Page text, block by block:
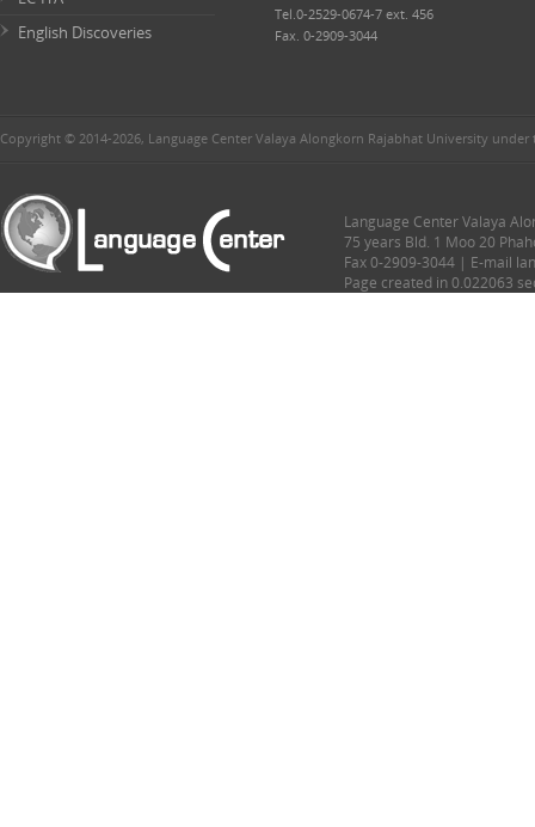
English Discoveries
Tel.0-2529-0674-7 ext. 456
Fax. 0-2909-3044
Copyright © 2014-2026, Language Center Valaya Alongkorn Rajabhat University
Language Center Valaya
75 years Bld. 1 Moo 20
Fax 0-2909-3044 | E-mail
Page created in 0.022063